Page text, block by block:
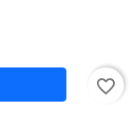
favorite_border